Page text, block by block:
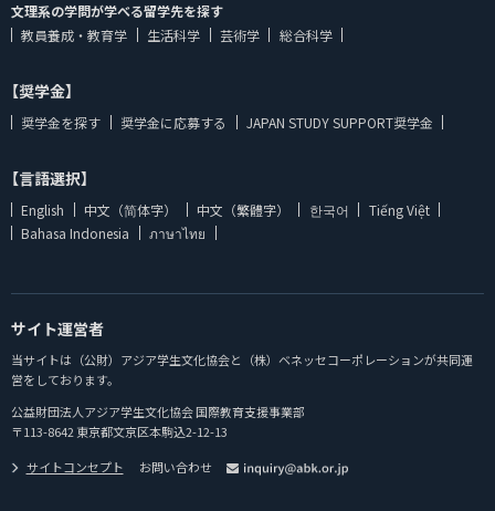
文理系の学問が学べる留学先を探す
教員養成・教育学
生活科学 芸術学 総合科学
【奨学金】
奨学金を探す 奨学金に応募する JAPAN STUDY SUPPORT奨学金
【言語選択】
English 中文（简体字） 中文（繁體字） 한국어
Tiếng Việt
Bahasa Indonesia
ภาษาไทย
サイト運営者
当サイトは（公財）アジア学生文化協会と（株）ベネッセコーポレーションが共同運
営をしております。
公益財団法人アジア学生文化協会 国際教育支援事業部
〒113-8642 東京都文京区本駒込2-12-13
サイトコンセプト
お問い合わせ